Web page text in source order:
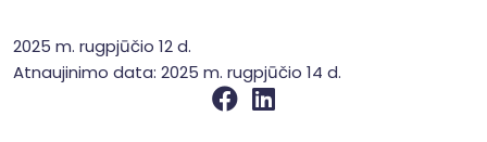
2025 m. rugpjūčio 12 d.
Atnaujinimo data: 2025 m. rugpjūčio 14 d.